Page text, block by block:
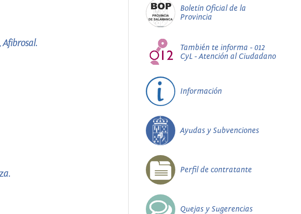
Afibrosal.
Boletín Oficial de la
Provincia
También te informa - 012
CyL - Atención al Ciudadano
Información
Ayudas y Subvenciones
Perfil de contratante
Quejas y Sugerencias